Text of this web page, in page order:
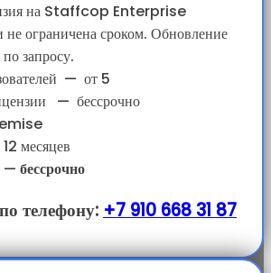
на Staffcop Enterprise
не ограничена сроком. Обновление
запросу.
— от 5
— бессрочно
месяцев
— бессрочно
телефону: +7 910 668 31 87